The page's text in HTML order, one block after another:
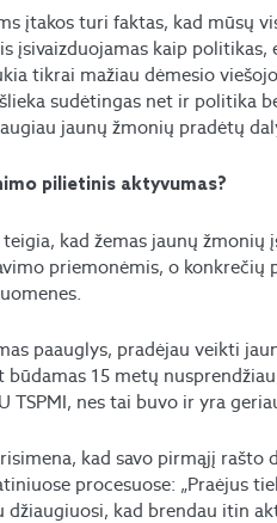
įtakos turi faktas, kad mūsų
įsivaizduojamas kaip
tikrai mažiau dėmesio
sudėtingas net ir politika
jaunų žmonių pradėtų
pilietinis aktyvumas?
teigia, kad žemas jaunų
priemonėmis, o konkrečių
paauglys, pradėjau veikti
būdamas 15 metų
TSPMI, nes tai buvo ir yra
kad savo pirmąjį rašto
procesuose: „Praėjus
džiaugiuosi, kad brendau itin